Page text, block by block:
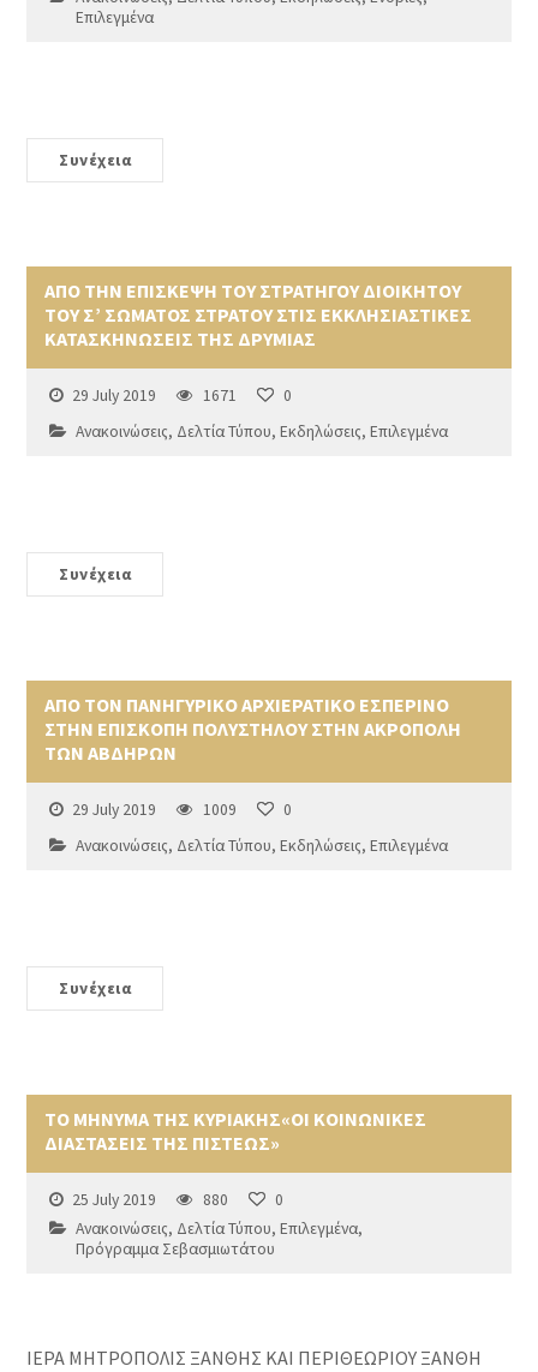
Επιλεγμένα
Συνέχεια
ΑΠΟ ΤΗΝ ΕΠΙΣΚΕΨΗ ΤΟΥ ΣΤΡΑΤΗΓΟΥ ΔΙΟΙΚΗΤΟΥ
ΤΟΥ Σ’ ΣΩΜΑΤΟΣ ΣΤΡΑΤΟΥ ΣΤΙΣ ΕΚΚΛΗΣΙΑΣΤΙΚΕΣ
ΚΑΤΑΣΚΗΝΩΣΕΙΣ ΤΗΣ ΔΡΥΜΙΑΣ
29 July 2019 1671
0
Ανακοινώσεις, Δελτία Τύπου,Εκδηλώσεις,Επιλεγμένα
Συνέχεια
ΑΠΟ ΤΟΝ ΠΑΝΗΓΥΡΙΚΟ ΑΡΧΙΕΡΑΤΙΚΟ ΕΣΠΕΡΙΝΟ
ΣΤΗΝ ΕΠΙΣΚΟΠΗ ΠΟΛΥΣΤΗΛΟΥ ΣΤΗΝ ΑΚΡΟΠΟΛΗ
ΤΩΝ ΑΒΔΗΡΩΝ
29 July 2019 1009
0
Ανακοινώσεις, Δελτία Τύπου,Εκδηλώσεις,Επιλεγμένα
Συνέχεια
ΤΟ ΜΗΝΥΜΑ ΤΗΣ ΚΥΡΙΑΚΗΣ«ΟΙ ΚΟΙΝΩΝΙΚΕΣ
ΔΙΑΣΤΑΣΕΙΣ ΤΗΣ ΠΙΣΤΕΩΣ»
25 July 2019 880
0
Ανακοινώσεις, Δελτία Τύπου,Επιλεγμένα,
Πρόγραμμα Σεβασμιωτάτου
ΙΕΡΑ ΜΗΤΡΟΠΟΛΙΣ ΞΑΝΘΗΣ ΚΑΙ ΠΕΡΙΘΕΩΡΙΟΥ ΞΑΝΘΗ